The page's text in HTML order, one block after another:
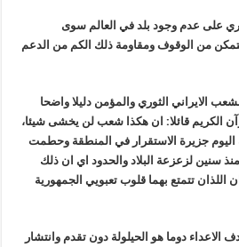
على عدم وجود بلد في العالم سوى
يتمكن من الوقوف ومقاومة ذلك الكم من الدعم
الايراني الثوري والمؤمن دليلا واضحا
الكريم قائلا: ان هكذا شعب لن يخشى شيئا،
اليوم جزيرة الاستقرار في المنطقة وحطمت
سنين لزعزعة البلاد والحدود اي ان ذلك
اللذان تتمتع بهما قلوب تعبويي الجمهورية
الاعداء دوما هو الحيلولة دون تقدم وانتشار